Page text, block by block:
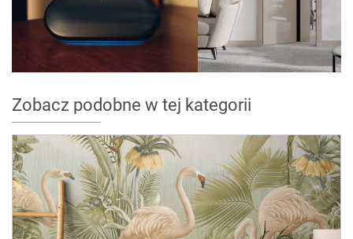
Zobacz podobne w tej kategorii